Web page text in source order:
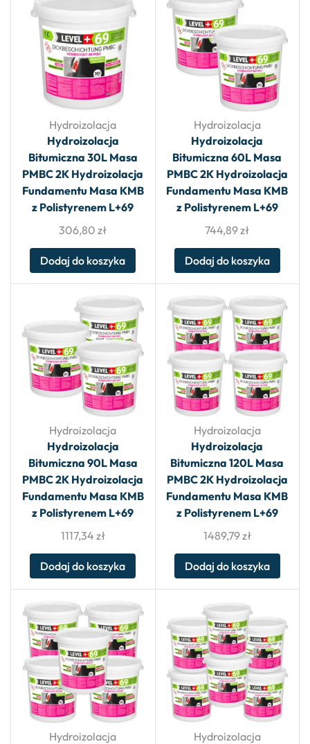
Hydroizolacja
Hydroizolacja
Bitumiczna 30L Masa
PMBC 2K Hydroizolacja
Fundamentu Masa KMB
z Polistyrenem L+69
306,80 zł
Dodaj do koszyka
Hydroizolacja
Hydroizolacja
Bitumiczna 60L Masa
PMBC 2K Hydroizolacja
Fundamentu Masa KMB
z Polistyrenem L+69
744,89 zł
Dodaj do koszyka
Hydroizolacja
Hydroizolacja
Bitumiczna 90L Masa
PMBC 2K Hydroizolacja
Fundamentu Masa KMB
z Polistyrenem L+69
1117,34 zł
Dodaj do koszyka
Hydroizolacja
Hydroizolacja
Bitumiczna 120L Masa
PMBC 2K Hydroizolacja
Fundamentu Masa KMB
z Polistyrenem L+69
1489,79zł
Dodaj do koszyka
Hydroizolacja
Hydroizolacja